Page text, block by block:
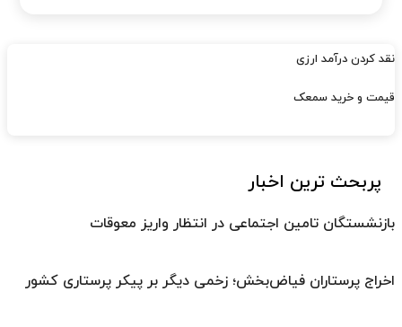
نقد کردن درآمد ارزی
قیمت و خرید سمعک
پربحث ترین اخبار
بازنشستگان تامین اجتماعی در انتظار واریز معوقات
اخراج پرستاران فیاض‌بخش؛ زخمی دیگر بر پیکر پرستاری کشور